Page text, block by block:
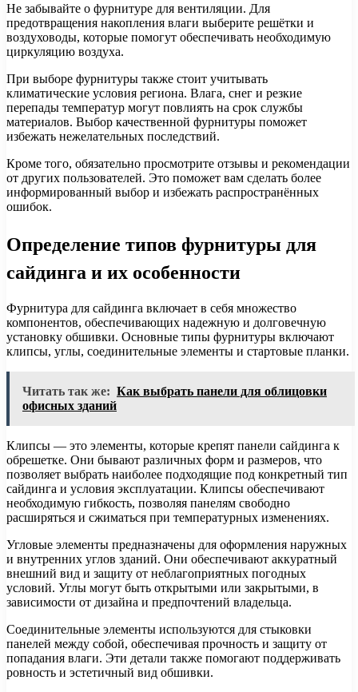
Не забывайте о фурнитуре для вентиляции. Для
предотвращения накопления влаги выберите решётки и
воздуховоды, которые помогут обеспечивать необходимую
циркуляцию воздуха.
При выборе фурнитуры также стоит учитывать
климатические условия региона. Влага, снег и резкие
перепады температур могут повлиять на срок службы
материалов. Выбор качественной фурнитуры поможет
избежать нежелательных последствий.
Кроме того, обязательно просмотрите отзывы и рекомендации
от других пользователей. Это поможет вам сделать более
информированный выбор и избежать распространённых
ошибок.
Определение типов фурнитуры для
сайдинга и их особенности
Фурнитура для сайдинга включает в себя множество
компонентов, обеспечивающих надежную и долговечную
установку обшивки. Основные типы фурнитуры включают
клипсы, углы, соединительные элементы и стартовые планки.
Читать так же: Как выбрать панели для облицовки
офисных зданий
Клипсы — это элементы, которые крепят панели сайдинга к
обрешетке. Они бывают различных форм и размеров, что
позволяет выбрать наиболее подходящие под конкретный тип
сайдинга и условия эксплуатации. Клипсы обеспечивают
необходимую гибкость, позволяя панелям свободно
расширяться и сжиматься при температурных изменениях.
Угловые элементы предназначены для оформления наружных
и внутренних углов зданий. Они обеспечивают аккуратный
внешний вид и защиту от неблагоприятных погодных
условий. Углы могут быть открытыми или закрытыми, в
зависимости от дизайна и предпочтений владельца.
Соединительные элементы используются для стыковки
панелей между собой, обеспечивая прочность и защиту от
попадания влаги. Эти детали также помогают поддерживать
ровность и эстетичный вид обшивки.